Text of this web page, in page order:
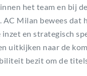
het team en bij
Milan bewees dat
en strategisch
uitkijken naar de
bezit om de